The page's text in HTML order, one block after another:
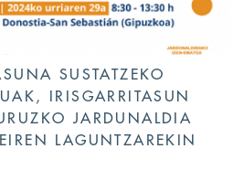
SUSTATZEKO
IRISGARRITASUN
JARDUNALDIA
LAGUNTZAREKIN